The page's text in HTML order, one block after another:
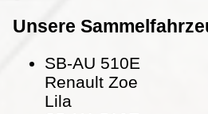
Unsere
SB-AU 510E
Renault Zoe
Lila